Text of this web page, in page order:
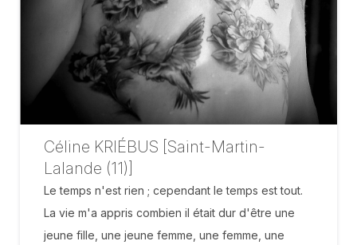
Céline KRIÉBUS [Saint-Martin-
Lalande (11)]
Le temps n'est rien ; cependant le temps est tout.
La vie m'a appris combien il était dur d'être une
jeune fille, une jeune femme, une femme, une